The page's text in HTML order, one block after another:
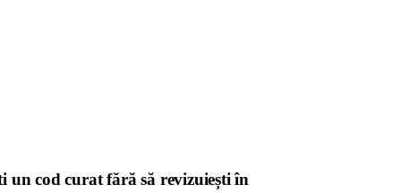
cod curat fără să revizuiești în